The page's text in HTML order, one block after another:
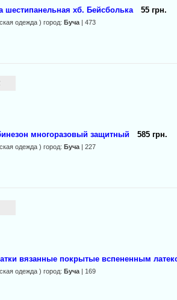
шестипанельная хб. Бейсболька 55 грн.
одежда ) город:Буча | 473
многоразовый защитный 585 грн.
одежда ) город:Буча | 227
вязанные покрытые вспененным
одежда ) город:Буча | 169